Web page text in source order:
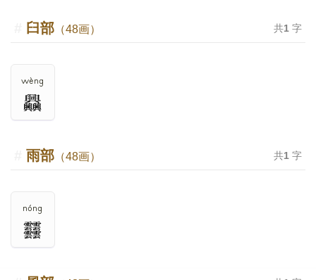
臼部 （48画） 共1 字
wèng
雨部 （48画） 共1 字
nóng